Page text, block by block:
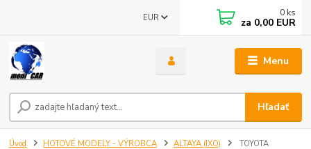
Menu
EUR
Hľadať
0 ks
za 0,00 EUR
Úvod HOTOVÉ MODELY - VÝROBCA ALTAYA (IXO) TOYOTA